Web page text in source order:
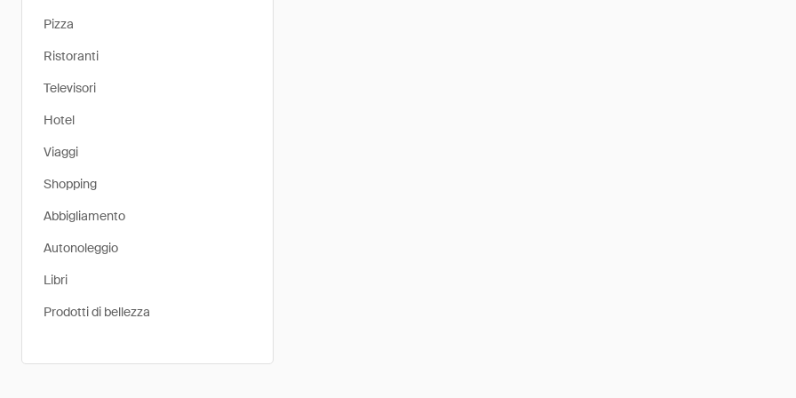
Pizza
Ristoranti
Televisori
Hotel
Viaggi
Shopping
Abbigliamento
Autonoleggio
Libri
Prodotti di bellezza